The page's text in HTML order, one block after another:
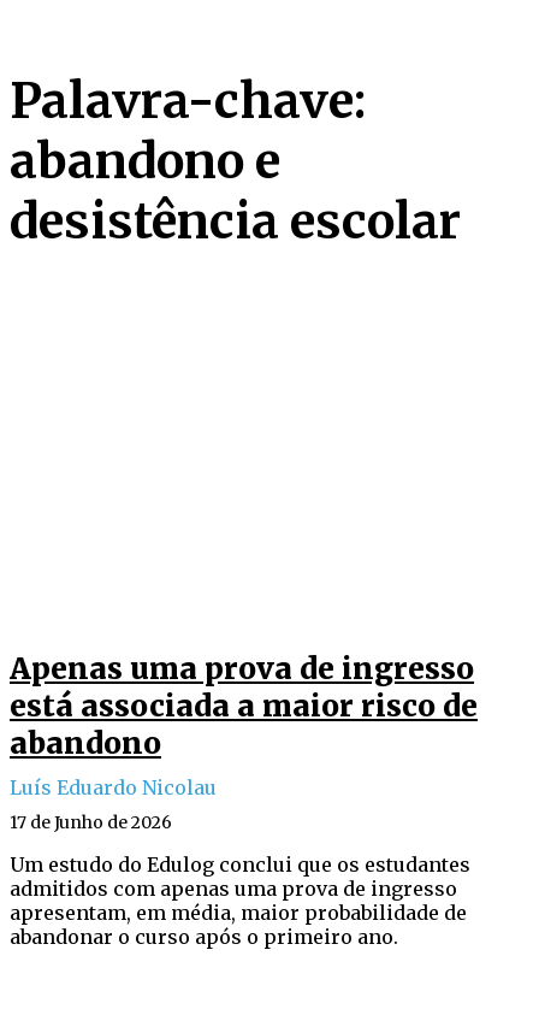
Palavra-chave:
abandono e
desistência escolar
Apenas uma prova de ingresso
está associada a maior risco de
abandono
Luís Eduardo Nicolau
17 de Junho de 2026
Um estudo do Edulog conclui que os estudantes
admitidos com apenas uma prova de ingresso
apresentam, em média, maior probabilidade de
abandonar o curso após o primeiro ano.